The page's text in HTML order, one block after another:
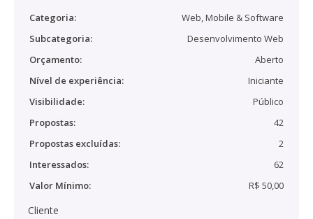
Categoria:
Web, Mobile & Software
Subcategoria:
Desenvolvimento Web
Orçamento:
Aberto
Nível de experiência:
Iniciante
Visibilidade:
Público
Propostas:
42
Propostas excluídas:
2
Interessados:
62
Valor Mínimo:
R$ 50,00
Cliente